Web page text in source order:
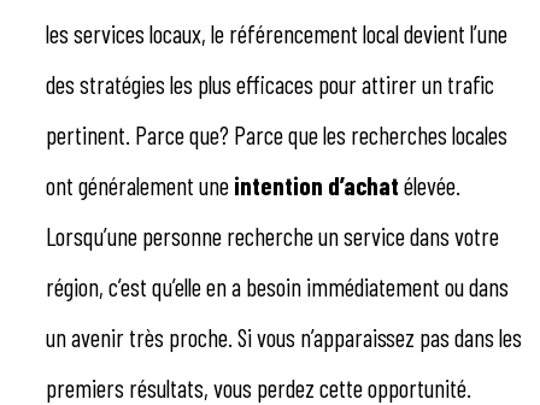
les services locaux, le référencement local devient l’une
des stratégies les plus efficaces pour attirer un trafic
pertinent. Parce que? Parce que les recherches locales
ont généralement une intention d’achat élevée.
Lorsqu’une personne recherche un service dans votre
région, c’est qu’elle en a besoin immédiatement ou dans
un avenir très proche. Si vous n’apparaissez pas dans les
premiers résultats, vous perdez cette opportunité.